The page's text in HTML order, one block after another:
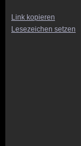
Link kopieren
Lesezeichen setzen